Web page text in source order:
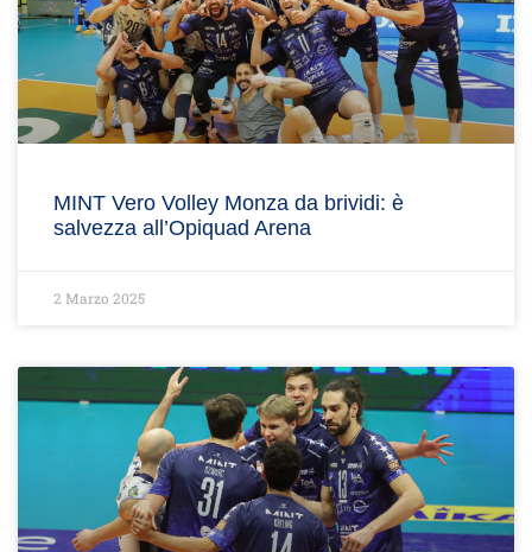
MINT Vero Volley Monza da brividi: è
salvezza all’Opiquad Arena
2 Marzo 2025